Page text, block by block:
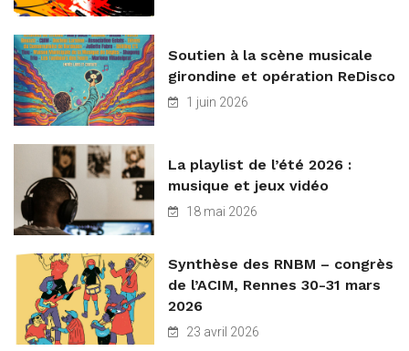
Soutien à la scène musicale
girondine et opération ReDisco
1 juin 2026
La playlist de l’été 2026 :
musique et jeux vidéo
18 mai 2026
Synthèse des RNBM – congrès
de l’ACIM, Rennes 30-31 mars
2026
23 avril 2026